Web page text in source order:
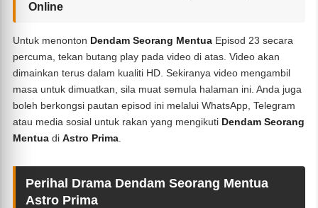
Online
Untuk menonton Dendam Seorang Mentua Episod 23 secara
percuma, tekan butang play pada video di atas. Video akan
dimainkan terus dalam kualiti HD. Sekiranya video mengambil
masa untuk dimuatkan, sila muat semula halaman ini. Anda juga
boleh berkongsi pautan episod ini melalui WhatsApp, Telegram
atau media sosial untuk rakan yang mengikuti Dendam Seorang
Mentua diAstro Prima
Perihal Drama Dendam Seorang Mentua
Astro Prima